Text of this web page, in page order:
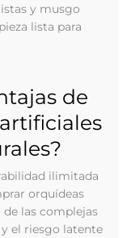
y musgo
lista para
de
ilimitada
orquídeas
las complejas
el riesgo latente